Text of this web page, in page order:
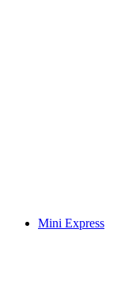
Mini Express